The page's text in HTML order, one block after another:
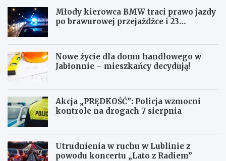
Młody kierowca BMW traci prawo jazdy
po brawurowej przejażdżce i 23
Nowe życie dla domu handlowego w
Jabłonnie – mieszkańcy decydują!
Akcja „PRĘDKOŚĆ”: Policja wzmocni
kontrole na drogach 7 sierpnia
Utrudnienia w ruchu w Lublinie z
powodu koncertu „Lato z Radiem”